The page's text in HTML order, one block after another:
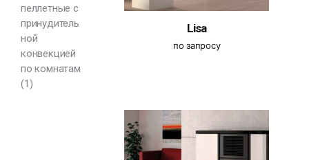
пеллетные с
принудитель
ной
конвекцией
по комнатам
(1)
Lisa
по запросу